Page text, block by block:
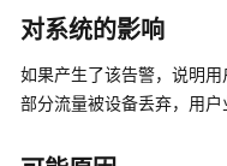
户
共
操
对系统的影响
如果产生了该告警，说明
部分流量被设备丢弃，用户